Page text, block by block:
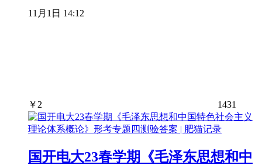
11月1日 14:12
￥ 2 1431
国开电大23春学期《毛泽东思想和中